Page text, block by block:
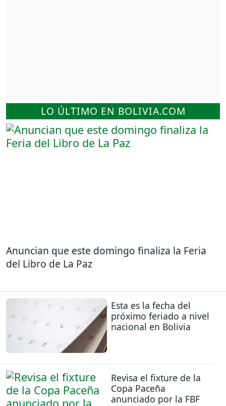
LO ÚLTIMO EN BOLIVIA.COM
Anuncian que este domingo finaliza la Feria
del Libro de La Paz
Esta es la fecha del
próximo feriado a nivel
nacional en Bolivia
Revisa el fixture de la
Copa Paceña
anunciado por la FBF